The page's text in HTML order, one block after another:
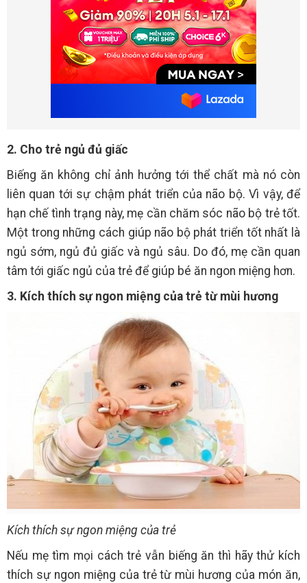
2. Cho trẻ ngủ đủ giấc
Biếng ăn không chỉ ảnh hưởng tới thể chất mà nó còn
liên quan tới sự chậm phát triển của não bộ. Vì vậy, để
hạn chế tình trạng này, mẹ cần chăm sóc não bộ trẻ tốt.
Một trong những cách giúp não bộ phát triển tốt nhất là
ngủ sớm, ngủ đủ giấc và ngủ sâu. Do đó, mẹ cần quan
tâm tới giấc ngủ của trẻ để giúp bé ăn ngon miệng hơn.
3. Kích thích sự ngon miệng của trẻ từ mùi hương
Kích thích sự ngon miệng của trẻ
Nếu mẹ tìm mọi cách trẻ vẫn biếng ăn thì hãy thử kích
thích sự ngon miệng của trẻ từ mùi hương của món ăn,